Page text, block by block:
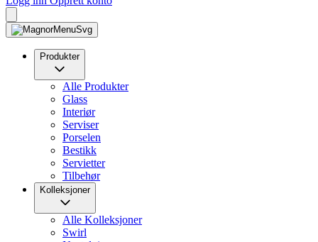
Produkter
Alle Produkter
Glass
Interiør
Serviser
Porselen
Bestikk
Servietter
Tilbehør
Kolleksjoner
Alle Kolleksjoner
Swirl